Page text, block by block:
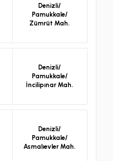
Denizli/
Pamukkale/
Zümrüt Mah.
Denizli/
Pamukkale/
İncilipınar Mah.
Denizli/
Pamukkale/
Asmalıevler Mah.